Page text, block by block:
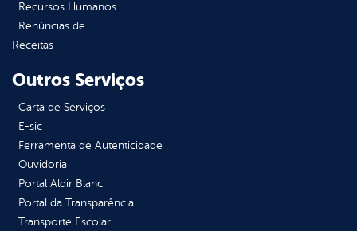
Recursos Humanos
Renúncias de
Receitas
Outros Serviços
Carta de Serviços
E-sic
Ferramenta de Autenticidade
Ouvidoria
Portal Aldir Blanc
Portal da Transparência
Transporte Escolar